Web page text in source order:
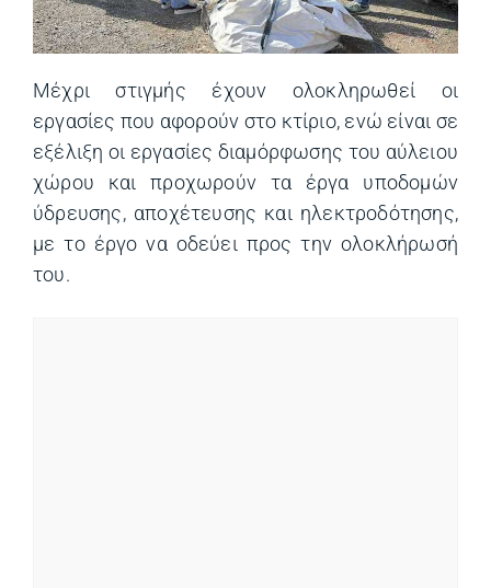
Μέχρι στιγμής έχουν ολοκληρωθεί οι
εργασίες που αφορούν στο κτίριο, ενώ είναι σε
εξέλιξη οι εργασίες διαμόρφωσης του αύλειου
χώρου και προχωρούν τα έργα υποδομών
ύδρευσης, αποχέτευσης και ηλεκτροδότησης,
με το έργο να οδεύει προς την ολοκλήρωσή
του.